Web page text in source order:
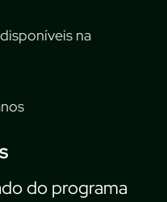
na
do programa